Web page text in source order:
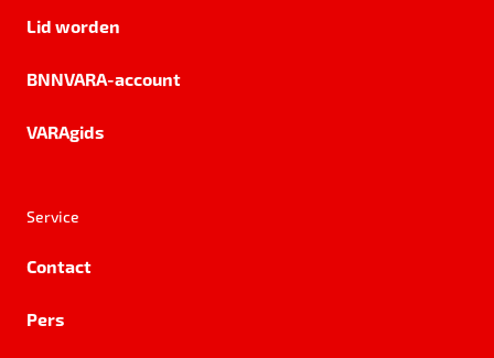
Lid worden
BNNVARA-account
VARAgids
Service
Contact
Pers